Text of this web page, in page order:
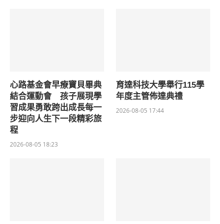
心路基金會早療寶貝畢典
結合運動會 孩子展現學
習成果勇敢跨出成長每一
步迎向人生下一段精彩旅
程
2026-08-05 18:23
育達科技大學舉行115學
年度主管佈達典禮
2026-08-05 17:44